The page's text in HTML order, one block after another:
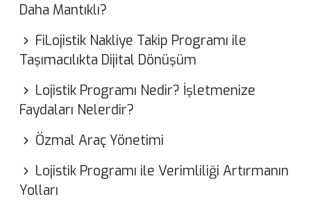
Daha Mantıklı?
FiLojistik Nakliye Takip Programı ile
Taşımacılıkta Dijital Dönüşüm
Lojistik Programı Nedir? İşletmenize
Faydaları Nelerdir?
Özmal Araç Yönetimi
Lojistik Programı ile Verimliliği Artırmanın
Yolları